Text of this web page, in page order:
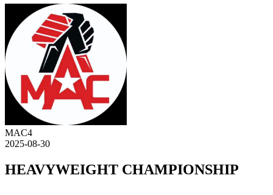
MAC4
2025-08-30
HEAVYWEIGHT CHAMPIONSHIP